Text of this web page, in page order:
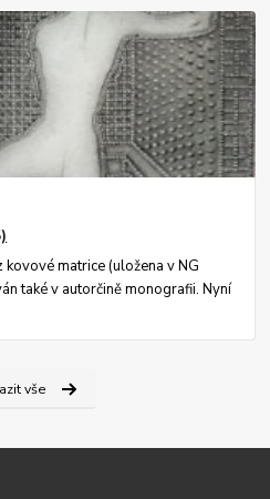
matrice (uložena v NG
také v autorčině monografii. Nyní
vše